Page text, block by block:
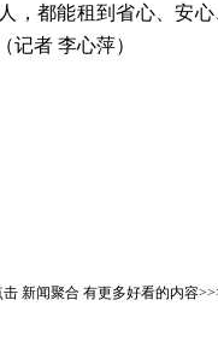
，都能租到省心、安心
记者 李心萍）
击 新闻聚合有更多好看的内容